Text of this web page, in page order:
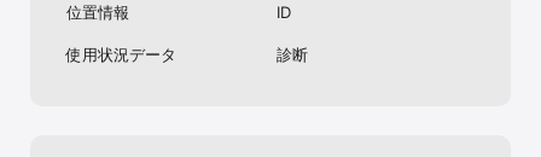
位置情報
ID
使用状況データ 診断